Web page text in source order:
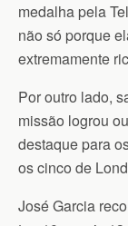
medalha pela
não só porque
extremamente
Por outro lado,
missão logrou
destaque para
os cinco de
José Garcia